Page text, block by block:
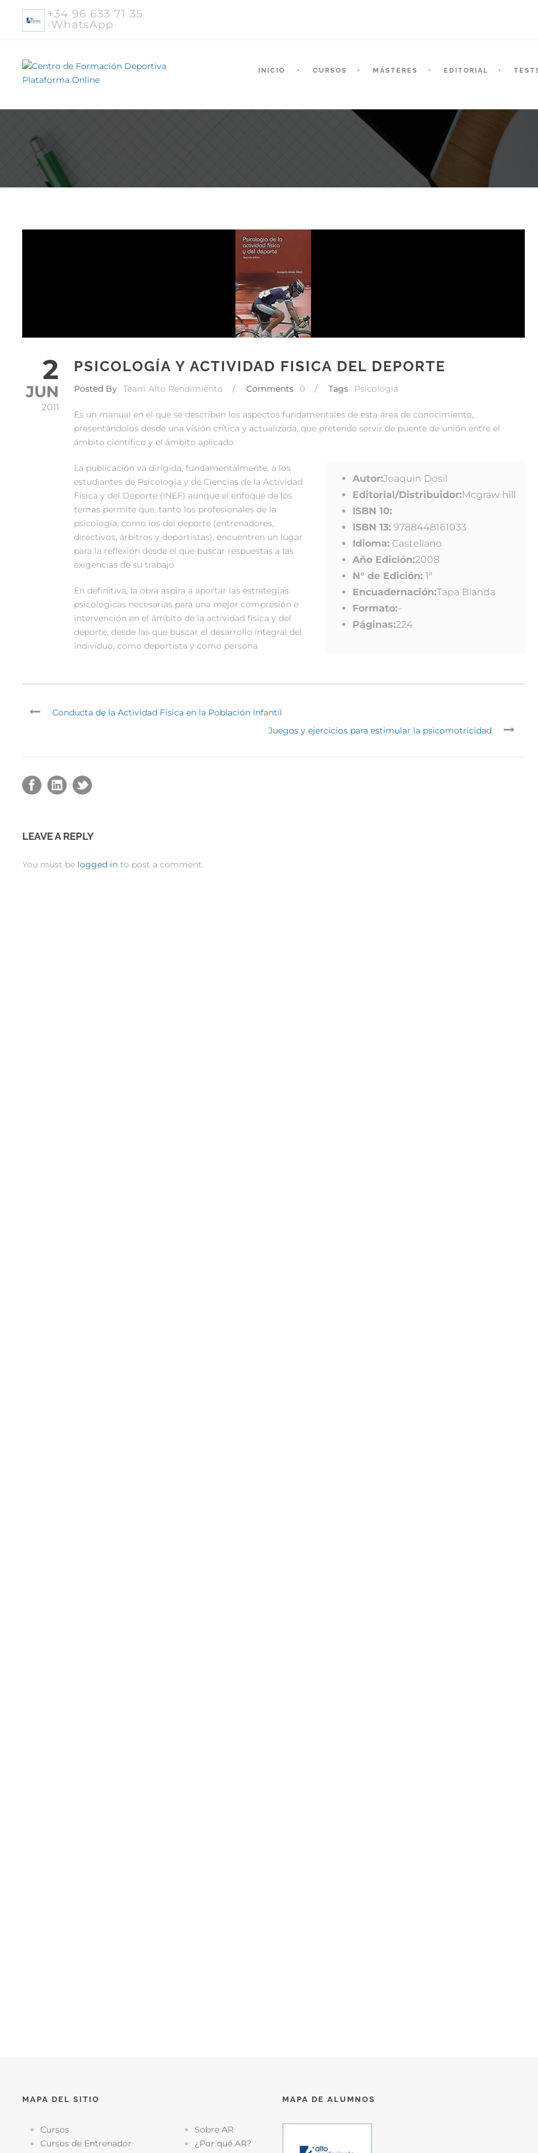
+34 96 633 71 35
·WhatsApp·
INICIO CURSOS MÁSTERES EDITORIAL
2
JUN
2011
PSICOLOGÍA Y ACTIVIDAD FISICA DEL DEPORTE
Posted By Team Alto Rendimiento / Comments 0 / Tags Psicología
Es un manual en el que se describen los aspectos fundamentales de esta área de conocimiento,
presentándolos desde una visión crítica y actualizada, que pretende servir de puente de unión entre el
ámbito científico y el ámbito aplicado
Autor:Joaquin Dosil
Editorial/Distribuidor:Mcgraw hill
ISBN 10:
ISBN 13:9788448161033
Idioma:Castellano
Año Edición:2008
N° de Edición:1ª
Encuadernación:Tapa Blanda
Formato:–
Páginas:224
La publicación va dirigida, fundamentalmente, a los
estudiantes de Psicología y de Ciencias de la Actividad
Física y del Deporte (INEF) aunque el enfoque de los
temas permite que, tanto los profesionales de la
psicología, como los del deporte (entrenadores,
directivos, árbitros y deportistas), encuentren un lugar
para la reflexión desde el que buscar respuestas a las
exigencias de su trabajo
En definitiva, la obra aspira a aportar las estrategias
psicológicas necesarias para una mejor compresión e
intervención en el ámbito de la actividad física y del
deporte, desde las que buscar el desarrollo integral del
individuo, como deportista y como persona
Conducta de la Actividad Física en la Población Infantil
Juegos y ejercicios para estimular la psicomotricidad
LEAVE A REPLY
You must be logged in to post a comment.
MAPA DEL SITIO
Cursos
Cursos de Entrenador
Sobre AR
¿Por qué AR?
MAPA DE ALUMNOS